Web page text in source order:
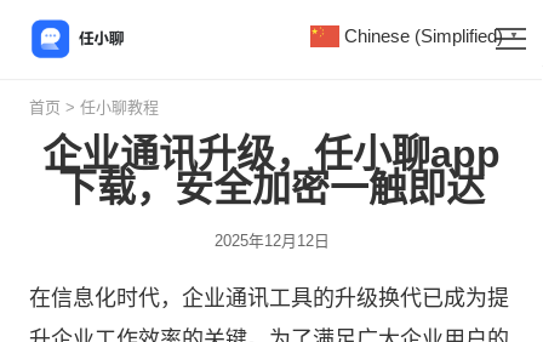
首页 > 任小聊教程
企业通讯升级，任小聊app
下载，安全加密一触即达
2025年12月12日
在信息化时代，企业通讯工具的升级换代已成为提
Chinese (Simplified) ▼